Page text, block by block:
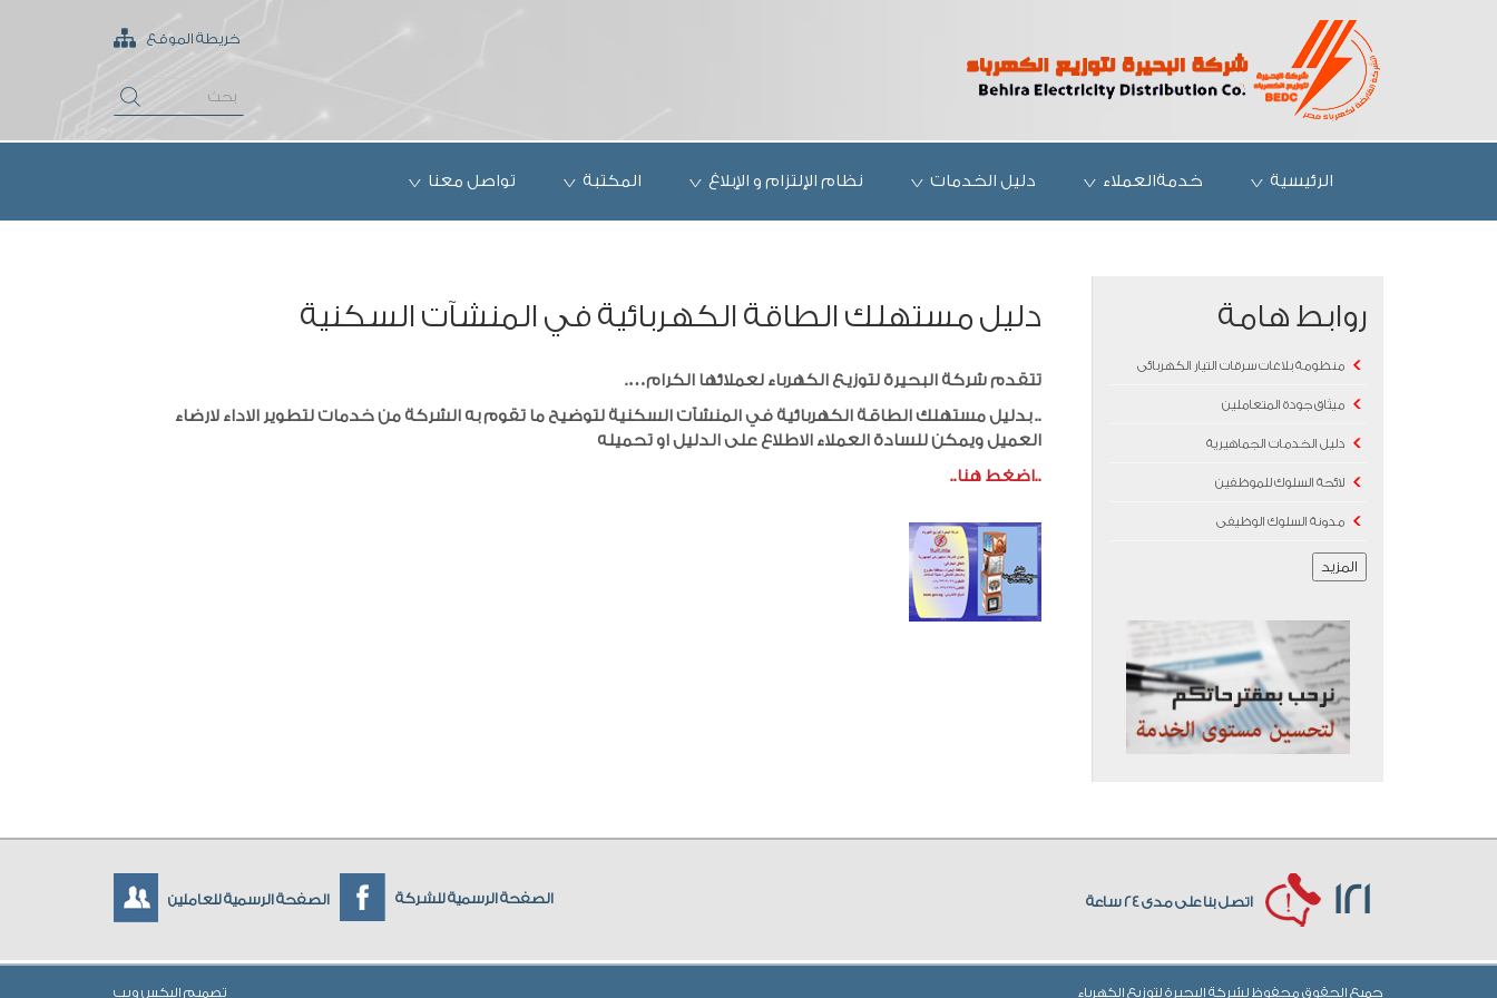
خريطة الموقع
الرئيسية خدمةالعملاء دليل الخدمات نظام الإلتزام و الإبلاغ المكتبة تواصل معنا
روابط هامة
منظومة بلاغات سرقات التيار الكهربائى
ميثاق جودة المتعاملين
دليل الخدمات الجماهيرية
لائحة السلوك للموظفين
مدونة السلوك الوظيفى
المزيد
دليل مستهلك الطاقة الكهربائية في المنشآت السكنية
تتقدم شركة البحيرة لتوزيع الكهرباء لعملائها الكرام….
.. بدليل مستهلك الطاقة الكهربائية في المنشآت السكنية لتوضيح ما تقوم به الشركة من خدمات لتطوير الاداء لارضاء
العميل ويمكن للسادة العملاء الاطلاع على الدليل او تحميله
..اضغط هنا..
121 اتصل بنا على مدى 24 ساعة الصفحة الرسمية للعاملين الصفحة الرسمية للشركة
جميع الحقوق محفوظ لشركة البحيرة لتوزيع الكهرباء تصميم اليكس ويب